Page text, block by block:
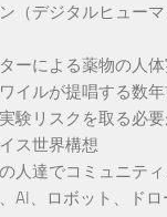
（デジタルヒュー
ーによる薬物の人
イルが提唱する数
験リスクを取る必要
ス世界構想
人達でコミュニティ
AI、ロボット、ド